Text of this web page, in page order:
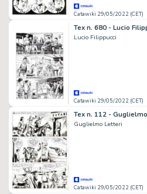
Catawiki 29/05/2022 (CET)
Lucio Filippucci
Catawiki 29/05/2022 (CET)
Guglielmo Letteri
Catawiki 29/05/2022 (CET)